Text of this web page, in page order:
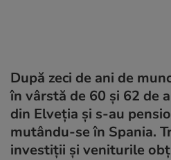
După zeci de ani de
în vârstă de 60 și 62 de
din Elveția și s-au
mutându-se în Spania.
investiții și veniturile